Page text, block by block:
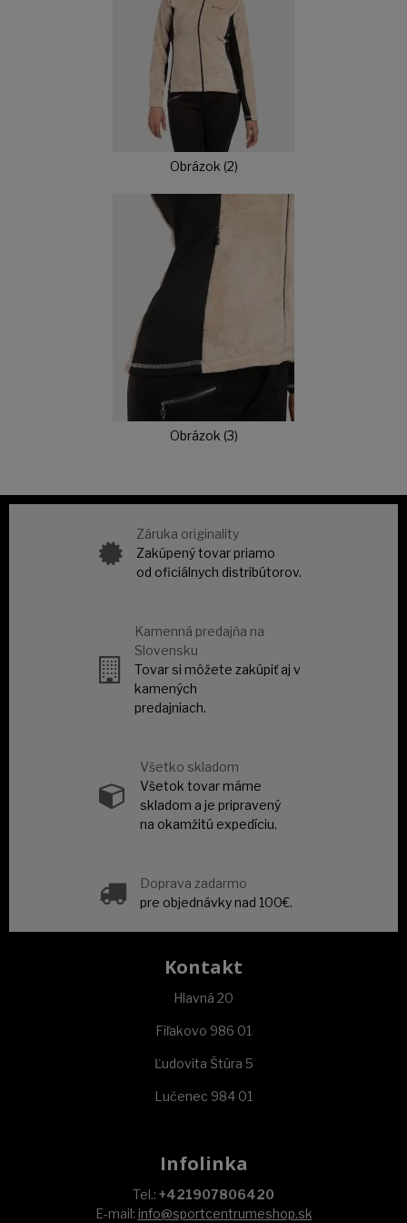
Obrázok (2)
Obrázok (3)
Záruka originality
Zakúpený tovar priamo
od oficiálnych distribútorov.
Kamenná predajňa na
Slovensku
Tovar si môžete zakúpiť aj v
kamených
predajniach.
Všetko skladom
Všetok tovar máme
skladom a je pripravený
na okamžitú expedíciu.
Doprava zadarmo
pre objednávky nad 100€.
Kontakt
Hlavná 20
Fiľakovo 986 01
Ľudovita Štúra 5
Lučenec 984 01
Infolinka
Tel.: +421907806420
E-mail: info@sportcentrumeshop.sk